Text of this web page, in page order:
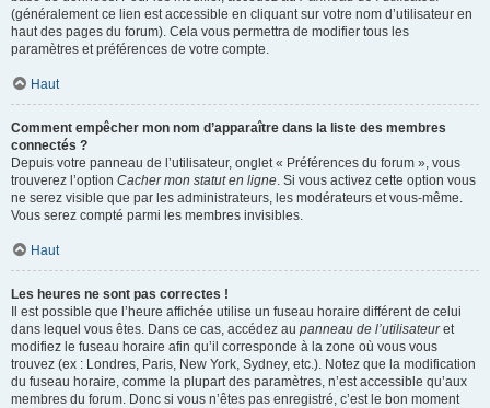
(généralement ce lien est accessible en cliquant sur votre nom d’utilisateur en
haut des pages du forum). Cela vous permettra de modifier tous les
paramètres et préférences de votre compte.
Haut
Comment empêcher mon nom d’apparaître dans la liste des membres
connectés ?
Depuis votre panneau de l’utilisateur, onglet « Préférences du forum », vous
trouverez l’option Cacher mon statut en ligne. Si vous activez cette option vous
ne serez visible que par les administrateurs, les modérateurs et vous-même.
Vous serez compté parmi les membres invisibles.
Haut
Les heures ne sont pas correctes !
Il est possible que l’heure affichée utilise un fuseau horaire différent de celui
dans lequel vous êtes. Dans ce cas, accédez au panneau de l’utilisateuret
modifiez le fuseau horaire afin qu’il corresponde à la zone où vous vous
trouvez (ex : Londres, Paris, New York, Sydney, etc.). Notez que la modification
du fuseau horaire, comme la plupart des paramètres, n’est accessible qu’aux
membres du forum. Donc si vous n’êtes pas enregistré, c’est le bon moment